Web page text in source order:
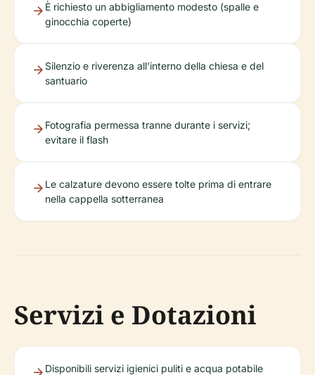
È richiesto un abbigliamento modesto (spalle e
ginocchia coperte)
Silenzio e riverenza all'interno della chiesa e del
santuario
Fotografia permessa tranne durante i servizi;
evitare il flash
Le calzature devono essere tolte prima di entrare
nella cappella sotterranea
Servizi e Dotazioni
Disponibili servizi igienici puliti e acqua potabile